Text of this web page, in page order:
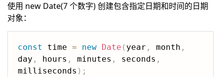
使用 new Date(7 个数字) 创建包含指定日期和时间的日期
对象：
const time = new Date ( year , month ,
day , hours , minutes , seconds ,
milliseconds ) ;